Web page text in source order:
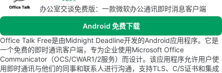
办公室交谈免费版：一款微软办公通讯即时消息客户端
Android 免费下载
Office Talk Free是由Midnight Deadline开发的Android应用程序。它是
一个免费的即时通讯客户端，专为企业使用Microsoft Office
Communicator（OCS/CWAR1/2服务）而设计。该应用程序允许用户使
用即时通讯与他们的同事和联系人进行沟通，支持TLS、C/S证书和集成